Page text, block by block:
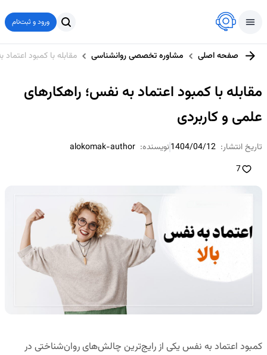
ورود و ثبت‌نام
صفحه اصلی مشاوره تخصصی روانشناسی مقابله با کمبود
مقابله با کمبود اعتماد به نفس؛ راهکارهای
علمی و کاربردی
تاریخ انتشار: 1404/04/12نویسنده: alokomak-author
7
کمبود اعتماد به نفس یکی از رایج‌ترین چالش‌های روان‌شناختی در